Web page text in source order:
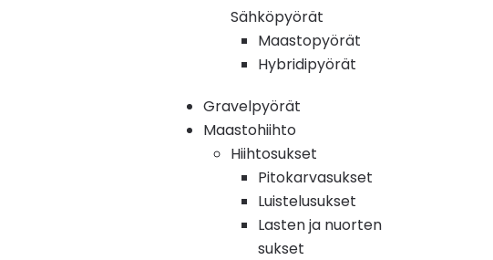
Sähköpyörät
Maastopyörät
Hybridipyörät
Gravelpyörät
Maastohiihto
Hiihtosukset
Pitokarvasukset
Luistelusukset
Lasten ja nuorten
sukset